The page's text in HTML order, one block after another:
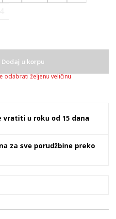
Dodaj u korpu
odabrati željenu veličinu
vratiti u roku od 15 dana
za sve porudžbine preko